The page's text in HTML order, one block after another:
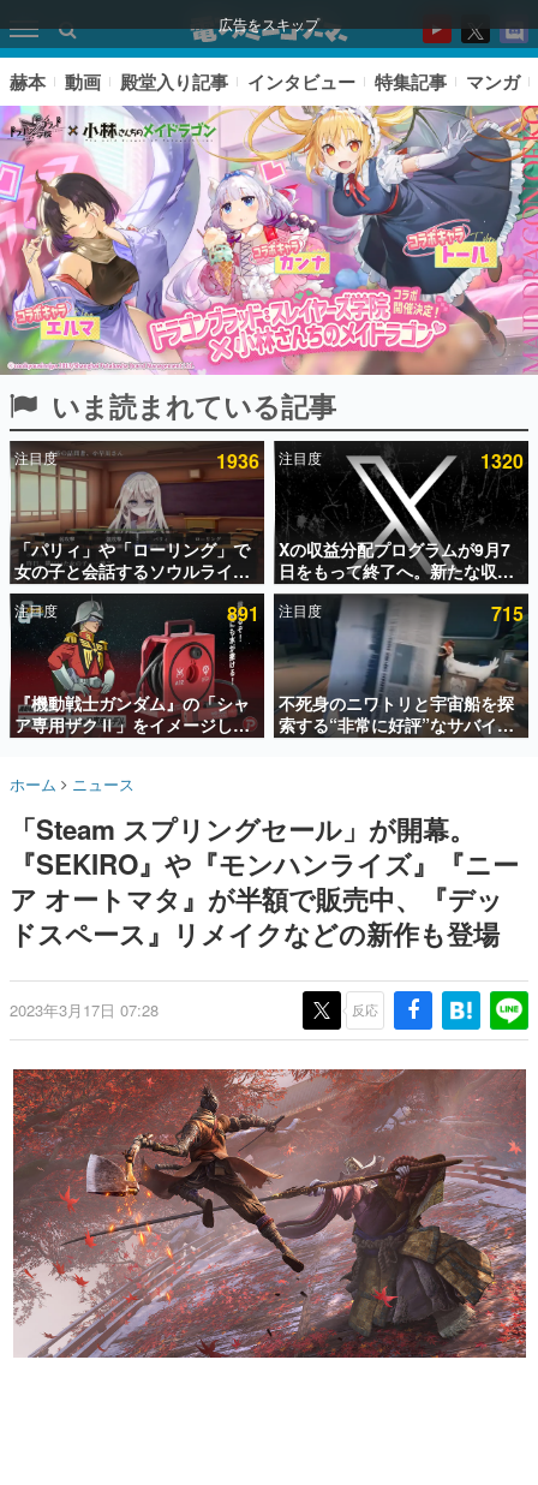
広告をスキップ
ピックアップ
電ファミのいま読まれている記事ランキング
アプリセール情報
インタビュー
連載・特集一覧
殿堂入り記事
SNS拡散数が数千以上！ ページビュー数万以上！ などな
ど。多くの人々に読まれた、電ファミ渾身の“殿堂入り”記
事をまとめました。
名作ゲームクリエイターの方々に製作時のエピソードをお
きます。
赫本
この物語を解いてはいけない。『赫本』は、〈試験問題〉
の形をした短編ホラー小説集です。
これからのデジタルゲーム市場を担う若きクリエイター達
の姿を追い、彼らのルーツと情熱を探っていきます。
ゲームに多大な影響を受けた作家さんに取材し、ゲームが
日本のコンテンツ産業やカルチャーに与えた影響を探る企
画です。
日本モバイルゲーム産業史
日本のモバイルゲーム史における主要なトピック・タイト
ルを網羅するほか、開発者へのインタビューや識者による
解説を掲載。約20年の歴史が一望できる決定版！
若ゲのいたり〜ゲームクリエイターの青春〜
『うつヌケ』『ペンと箸』等で知られるマンガ家・田中圭
一先生によるゲーム業界レポートマンガです。
なんでゲームは面白い？
赫本 動画 殿堂入り記事 インタビュー 特集記事 マンガ
いま読まれている記事
注目度 1936
「パリィ」や「ローリング」で
女の子と会話するソウルライク
恋愛ゲーム『小早川さんはソウ
ルライク』無料公開。返事に失
敗すると「YOU DIED」
注目度 1320
Xの収益分配プログラムが9月7
日をもって終了へ。新たな収益
化制度「Original Content
Rewards Program」を発表
注目度 891
『機動戦士ガンダム』の「シャ
ア専用ザクⅡ」をイメージした
散水ホースリールが予約開始。
ークやジオン公国軍のエンブレ
ム、型式番号などを配置
注目度 715
不死身のニワトリと宇宙船を探
索する“非常に好評”なサバイバ
ルゲーム『Breathedge』が無
ホーム ニュース
「Steam スプリングセール」が開幕。
『SEKIRO』や『モンハンライズ』『ニー
ア オートマタ』が半額で販売中、『デッ
ドスペース』リメイクなどの新作も登場
2023年3月17日 07:28 反応